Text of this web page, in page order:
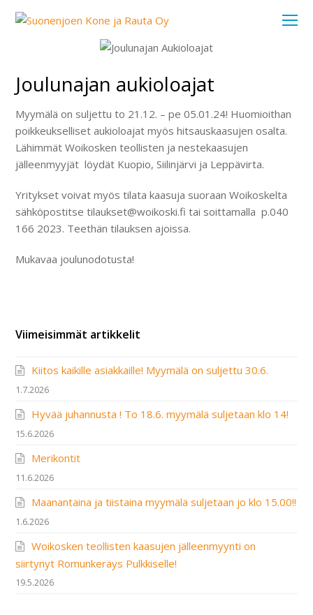
Joulunajan aukioloajat
Myymälä on suljettu to 21.12. – pe 05.01.24! Huomioithan
poikkeukselliset aukioloajat myös hitsauskaasujen osalta.
Lähimmät Woikosken teollisten ja nestekaasujen
jälleenmyyjät löydät Kuopio, Siilinjärvi ja Leppävirta.
Yritykset voivat myös tilata kaasuja suoraan Woikoskelta
sähköpostitse tilaukset@woikoski.fi tai soittamalla p.040
166 2023. Teethän tilauksen ajoissa.
Mukavaa joulunodotusta!
Viimeisimmät artikkelit
Kiitos kaikille asiakkaille! Myymälä on suljettu 30.6.
1.7.2026
Hyvää juhannusta ! To 18.6. myymälä suljetaan klo 14!
15.6.2026
Merikontit
11.6.2026
Maanantaina ja tiistaina myymälä suljetaan jo klo 15.00!!
1.6.2026
Woikosken teollisten kaasujen jälleenmyynti on
siirtynyt Romunkeräys Pulkkiselle!
19.5.2026